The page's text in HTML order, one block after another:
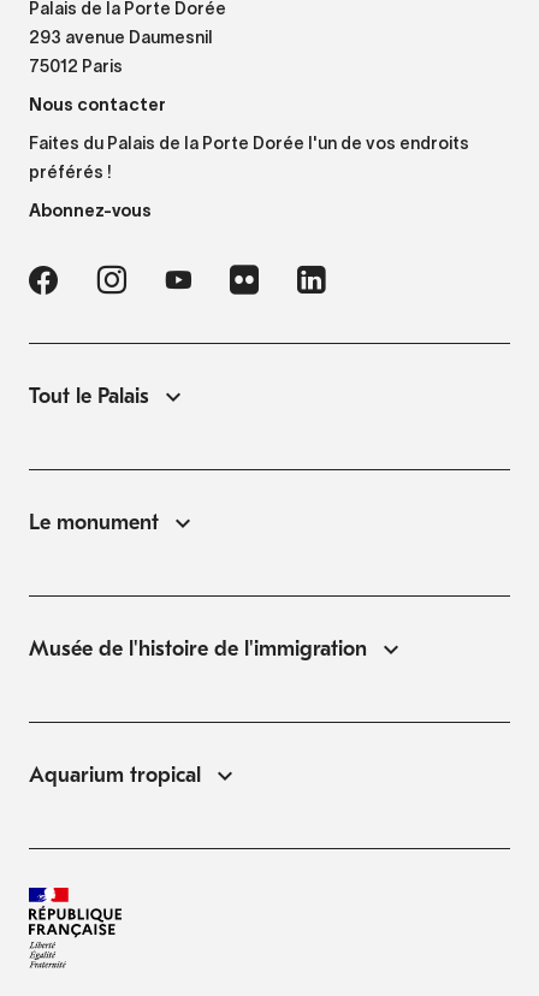
Palais de la Porte Dorée
293 avenue Daumesnil
75012 Paris
Nous contacter
Faites du Palais de la Porte Dorée l'un de vos endroits
préférés !
Abonnez-vous
Tout le Palais
Le monument
Musée de l'histoire de l'immigration
Aquarium tropical